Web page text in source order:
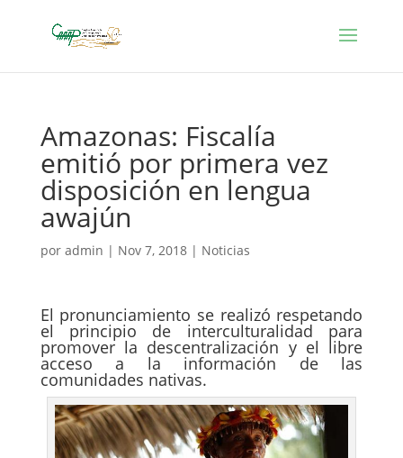
Amazonas: Fiscalía
emitió por primera vez
disposición en lengua
awajún
por admin | Nov 7, 2018| Noticias
El pronunciamiento se realizó respetando
el principio de interculturalidad para
promover la descentralización y el libre
acceso a la información de las
comunidades nativas.